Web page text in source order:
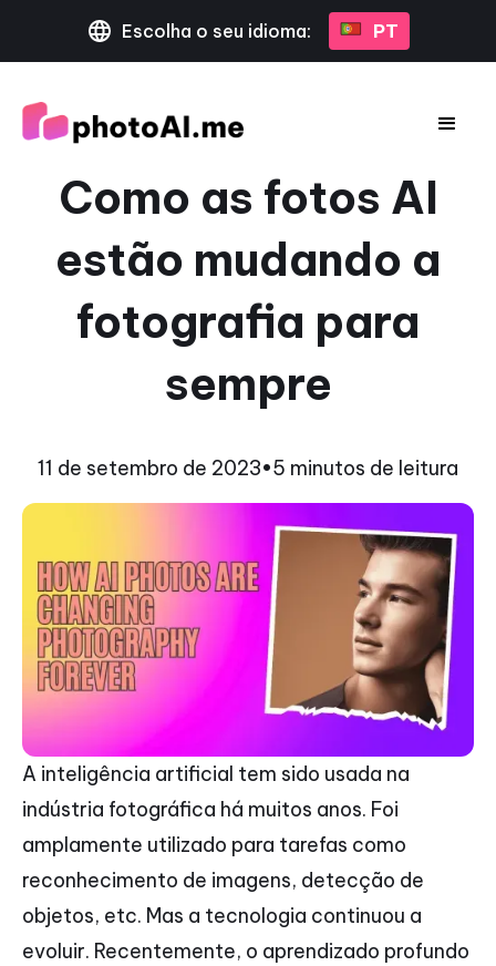
Escolha o seu idioma: PT
Como as fotos AI
estão mudando a
fotografia para
sempre
11 de setembro de 2023•5 minutos de leitura
A inteligência artificial tem sido usada na
indústria fotográfica há muitos anos. Foi
amplamente utilizado para tarefas como
reconhecimento de imagens, detecção de
objetos, etc. Mas a tecnologia continuou a
evoluir. Recentemente, o aprendizado profundo